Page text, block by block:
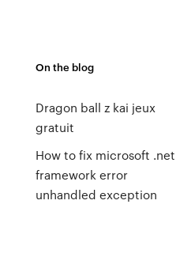
On the blog
Dragon ball z kai jeux
gratuit
How to fix microsoft .net
framework error
unhandled exception